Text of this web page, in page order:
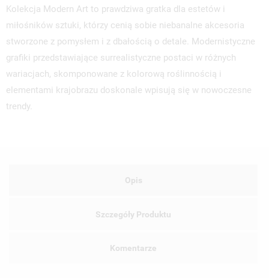
Kolekcja Modern Art to prawdziwa gratka dla estetów i
miłośników sztuki, którzy cenią sobie niebanalne akcesoria
stworzone z pomysłem i z dbałością o detale. Modernistyczne
grafiki przedstawiające surrealistyczne postaci w różnych
wariacjach, skomponowane z kolorową roślinnością i
elementami krajobrazu doskonale wpisują się w nowoczesne
trendy.
Opis
Szczegóły Produktu
Komentarze